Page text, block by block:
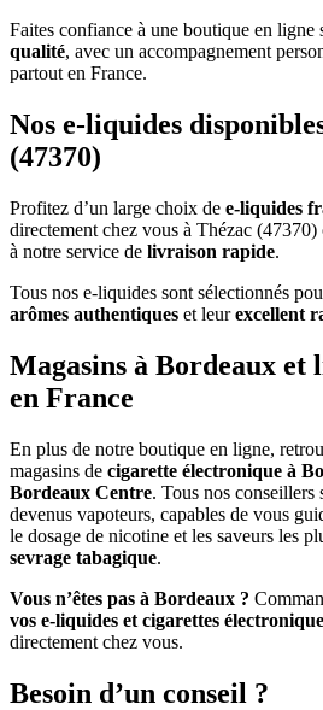
Faites confiance à une boutique en ligne
qualité, avec un accompagnement
partout en France.
Nos e-liquides
(47370)
Profitez d’un large choix de e-liquides
directement chez vous à Thézac
à notre service de livraison rapide.
Tous nos e-liquides sont sélectionnés
arômes authentiques et leurexcellent
Magasins à Bordeaux
en France
En plus de notre boutique en ligne,
magasins de cigarette électronique à
Bordeaux Centre. Tous nos conseillers
devenus vapoteurs, capables de vous
le dosage de nicotine et les saveurs les
sevrage tabagique.
Vous n’êtes pas à Bordeaux ?
vos e-liquides et cigarettes
directement chez vous.
Besoin d’un conseil ?